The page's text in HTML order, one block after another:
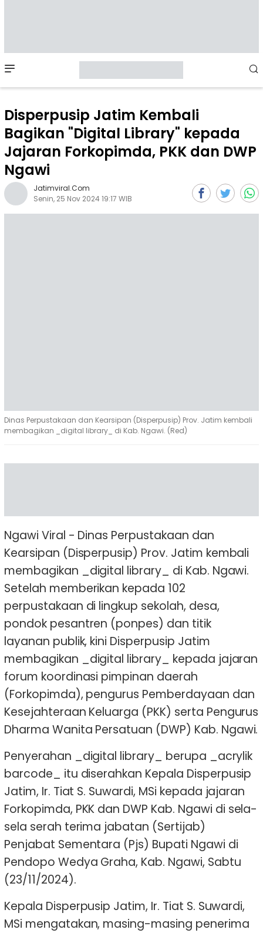
Menu
Disperpusip Jatim Kembali
Bagikan "Digital Library" kepada
Jajaran Forkopimda, PKK dan DWP
Ngawi
Jatimviral.com
Senin, 25 Nov 2024 19:17 WIB
Dinas Perpustakaan dan Kearsipan (Disperpusip) Prov. Jatim kembali
membagikan _digital library_ di Kab. Ngawi. (Red)
Ngawi Viral - Dinas Perpustakaan dan
Kearsipan (Disperpusip) Prov. Jatim kembali
membagikan _digital library_ di Kab. Ngawi.
Setelah memberikan kepada 102
perpustakaan di lingkup sekolah, desa,
pondok pesantren (ponpes) dan titik
layanan publik, kini Disperpusip Jatim
membagikan _digital library_ kepada jajaran
forum koordinasi pimpinan daerah
(Forkopimda), pengurus Pemberdayaan dan
Kesejahteraan Keluarga (PKK) serta Pengurus
Dharma Wanita Persatuan (DWP) Kab. Ngawi.
Penyerahan _digital library_ berupa _acrylik
barcode_ itu diserahkan Kepala Disperpusip
Jatim, Ir. Tiat S. Suwardi, MSi kepada jajaran
Forkopimda, PKK dan DWP Kab. Ngawi di sela-
sela serah terima jabatan (Sertijab)
Penjabat Sementara (Pjs) Bupati Ngawi di
Pendopo Wedya Graha, Kab. Ngawi, Sabtu
(23/11/2024).
Kepala Disperpusip Jatim, Ir. Tiat S. Suwardi,
MSi mengatakan, masing-masing penerima